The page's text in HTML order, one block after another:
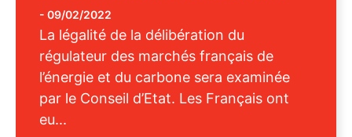
- 09/02/2022
La légalité de la délibération du
régulateur des marchés français de
l’énergie et du carbone sera examinée
par le Conseil d’Etat. Les Français ont
eu...